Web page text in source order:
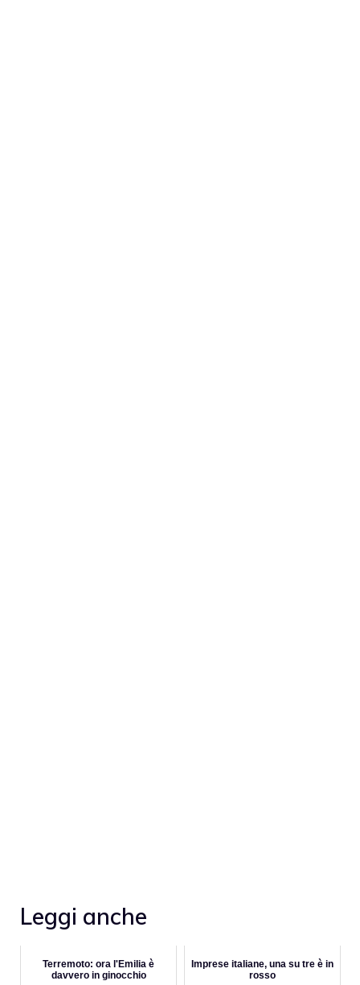
Leggi anche
Terremoto: ora l'Emilia è
davvero in ginocchio
Imprese italiane, una su tre è in
rosso